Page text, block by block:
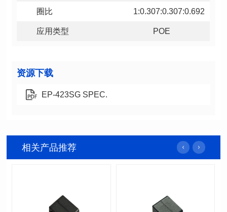
圈比 1:0.307:0.307:0.692
应用类型 POE
资源下载
EP-423SG SPEC.
相关产品推荐